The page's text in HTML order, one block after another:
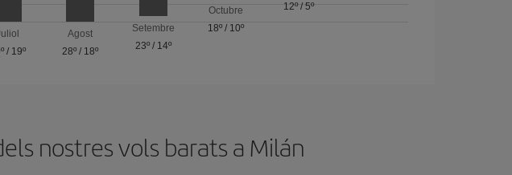
/ 19º
Agost
28º / 18º
Setembre
23º/ 14º
Octubre
18º / 10º
12º/5º
nostres vols barats a Milán